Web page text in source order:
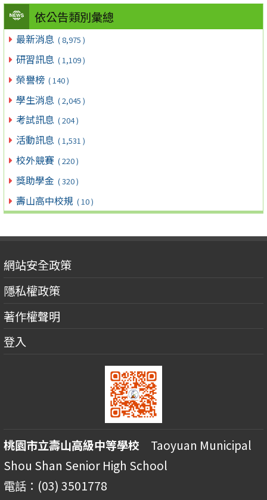
依公告類別彙總
最新消息 ( 8,975 )
研習訊息 ( 1,109 )
榮譽榜 ( 140 )
學生消息 ( 2,045 )
考試訊息 ( 204 )
活動訊息 ( 1,531 )
校外競賽 ( 220 )
獎助學金 ( 320 )
壽山高中校規 ( 10 )
網站安全政策
隱私權政策
著作權聲明
登入
桃園市立壽山高級中等學校 Taoyuan Municipal
Shou Shan Senior High School
電話：(03) 3501778